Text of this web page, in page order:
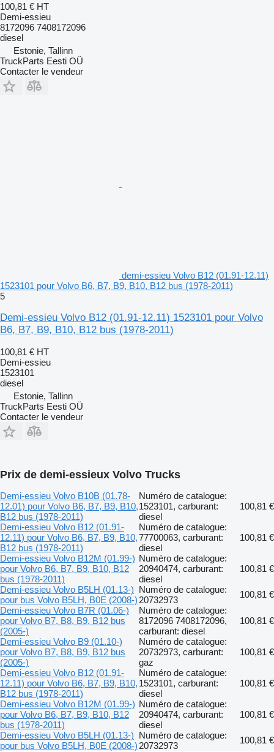
100,81 € HT
Demi-essieu
8172096 7408172096
diesel
Estonie, Tallinn
TruckParts Eesti OÜ
Contacter le vendeur
demi-essieu Volvo B12 (01.91-12.11)
1523101 pour Volvo B6, B7, B9, B10, B12 bus (1978-2011)
5
Demi-essieu Volvo B12 (01.91-12.11) 1523101 pour Volvo
B6, B7, B9, B10, B12 bus (1978-2011)
100,81 € HT
Demi-essieu
1523101
diesel
Estonie, Tallinn
TruckParts Eesti OÜ
Contacter le vendeur
Prix de demi-essieux Volvo Trucks
Demi-essieu Volvo B10B (01.78-
12.01) pour Volvo B6, B7, B9, B10,
B12 bus (1978-2011)
Numéro de catalogue:
1523101, carburant:
diesel
100,81 €
Demi-essieu Volvo B12 (01.91-
12.11) pour Volvo B6, B7, B9, B10,
B12 bus (1978-2011)
Numéro de catalogue:
77700063, carburant:
diesel
100,81 €
Demi-essieu Volvo B12M (01.99-)
pour Volvo B6, B7, B9, B10, B12
bus (1978-2011)
Numéro de catalogue:
20940474, carburant:
diesel
100,81 €
Demi-essieu Volvo B5LH (01.13-)
pour bus Volvo B5LH, B0E (2008-)
Numéro de catalogue:
20732973
100,81 €
Demi-essieu Volvo B7R (01.06-)
pour Volvo B7, B8, B9, B12 bus
(2005-)
Numéro de catalogue:
8172096 7408172096,
carburant: diesel
100,81 €
Demi-essieu Volvo B9 (01.10-)
pour Volvo B7, B8, B9, B12 bus
(2005-)
Numéro de catalogue:
20732973, carburant:
gaz
100,81 €
Demi-essieu Volvo B12 (01.91-
12.11) pour Volvo B6, B7, B9, B10,
B12 bus (1978-2011)
Numéro de catalogue:
1523101, carburant:
diesel
100,81 €
Demi-essieu Volvo B12M (01.99-)
pour Volvo B6, B7, B9, B10, B12
bus (1978-2011)
Numéro de catalogue:
20940474, carburant:
diesel
100,81 €
Demi-essieu Volvo B5LH (01.13-)
pour bus Volvo B5LH, B0E (2008-)
Numéro de catalogue:
20732973
100,81 €